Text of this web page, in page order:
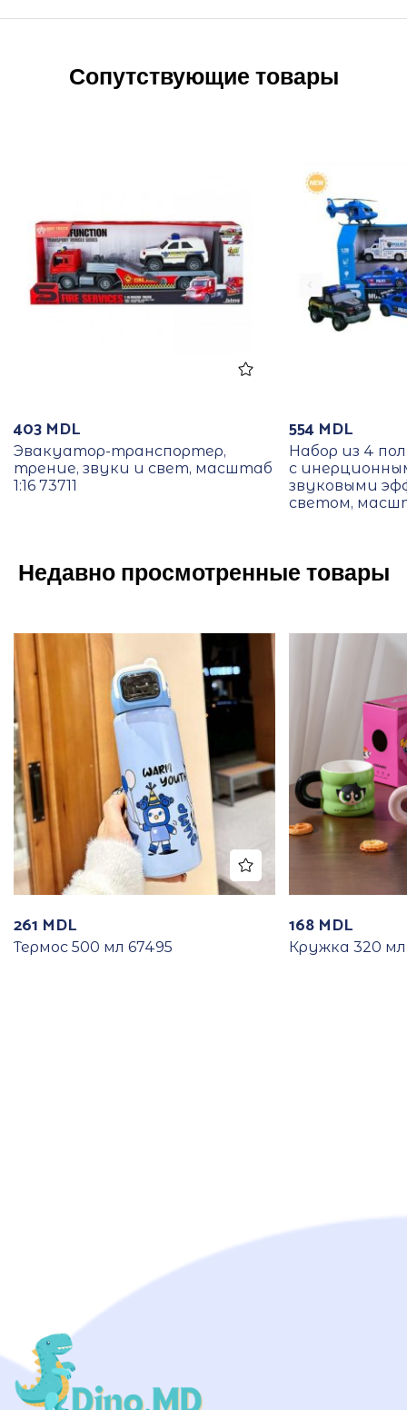
Сопутствующие товары
403 MDL
Эвакуатор-транспортер,
трение, звуки и свет, масштаб
1:16 73711
554 MDL
Набор из 4
с
звуковыми
светом,
Недавно просмотренные товары
261 MDL
Термос 500 мл 67495
168 MDL
Кружка 320 мл